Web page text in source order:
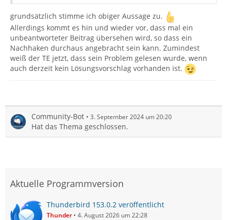
grundsätzlich stimme ich obiger Aussage zu.
Allerdings kommt es hin und wieder vor, dass mal ein
unbeantworteter Beitrag übersehen wird, so dass ein
Nachhaken durchaus angebracht sein kann. Zumindest
weiß der TE jetzt, dass sein Problem gelesen wurde, wenn
auch derzeit kein Lösungsvorschlag vorhanden ist.
Community-Bot 3. September 2024 um 20:20
Hat das Thema geschlossen.
Aktuelle Programmversion
Thunderbird 153.0.2 veröffentlicht
Thunder 4. August 2026 um 22:28